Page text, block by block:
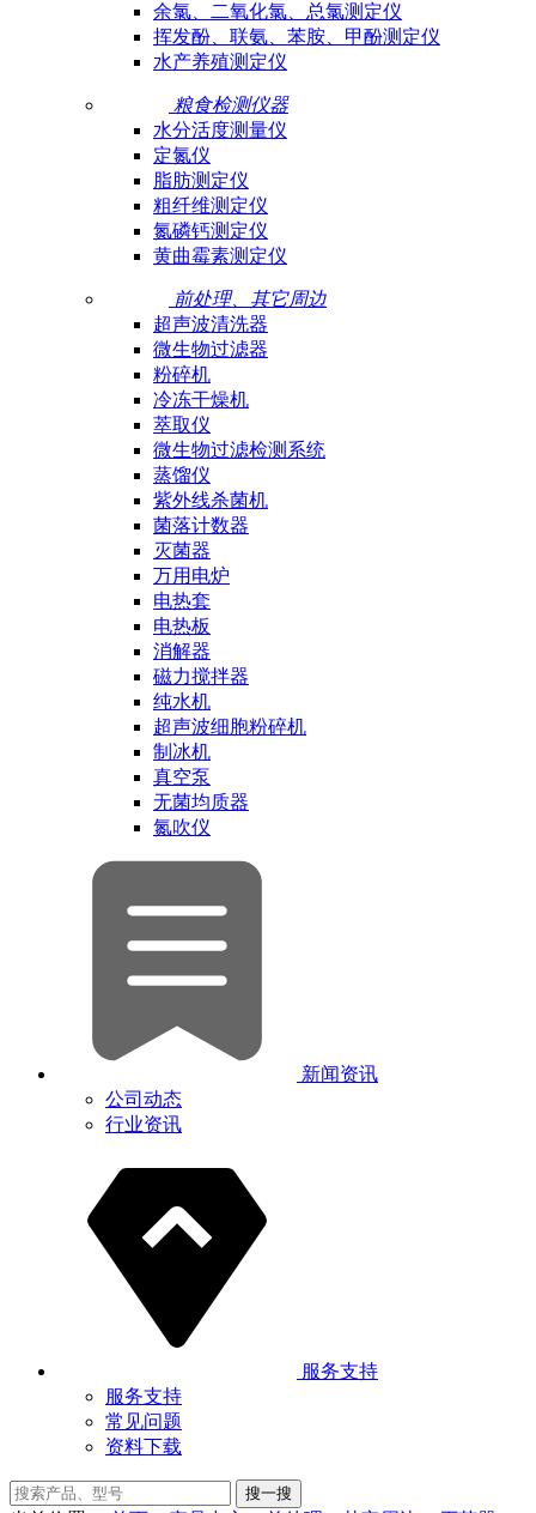
余氯、二氧化氯、总氯测定仪
挥发酚、联氨、苯胺、甲酚测定仪
水产养殖测定仪
粮食检测仪器
水分活度测量仪
定氮仪
脂肪测定仪
粗纤维测定仪
氮磷钙测定仪
黄曲霉素测定仪
前处理、其它周边
超声波清洗器
微生物过滤器
粉碎机
冷冻干燥机
萃取仪
微生物过滤检测系统
蒸馏仪
紫外线杀菌机
菌落计数器
灭菌器
万用电炉
电热套
电热板
消解器
磁力搅拌器
纯水机
超声波细胞粉碎机
制冰机
真空泵
无菌均质器
氮吹仪
新闻资讯
公司动态
行业资讯
服务支持
服务支持
常见问题
资料下载